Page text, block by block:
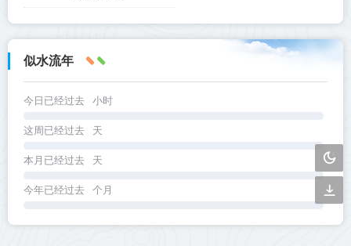
似水流年
今日已经过去 小时
这周已经过去 天
本月已经过去 天
今年已经过去 个月